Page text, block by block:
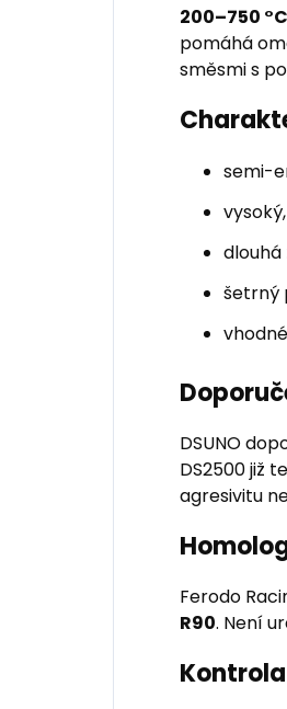
200–750 °C
pomáhá
směsmi s
semi-
šetrný
DSUNO
DS2500 již
agresivitu
Ferodo
R90. Není